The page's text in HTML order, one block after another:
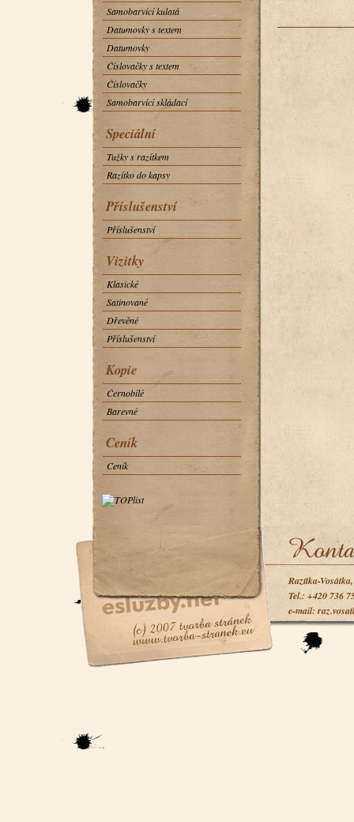
Samobarvící kulatá
Datumovky s textem
Datumovky
Číslovačky s textem
Číslovačky
Samobarvící skládací
Speciální
Tužky s razítkem
Razítko do kapsy
Příslušenství
Příslušenství
Vizitky
Klasické
Satinované
Dřevěné
Příslušenství
Kopie
Černobílé
Barevné
Ceník
Ceník
Razítka-
Tel.: +420 736
e-mail: